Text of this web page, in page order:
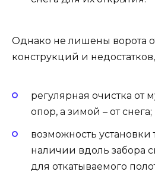
Однако не лишены ворота
конструкций и
регулярная очистка от
опор, а зимой – от снега;
возможность установки
наличии вдоль забора
для откатываемого